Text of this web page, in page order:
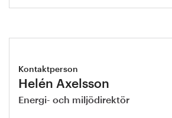
Kontaktperson
Helén Axelsson
Energi- och miljödirektör